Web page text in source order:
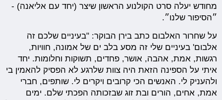
מחודש יעלה סרט הקולנוע הראשון שיצר (יחד עם אליאנה) -
״הסיפור שלנו״.
על שחרור האלבום כתב בירן הבוקר: "בעיניים שלכם זה
אלבום' בעיניים שלי זה מסע בלב ים של אמונה, חוויות,
רגשות, אמת, אהבה, אושר, פחדים, תשוקות וחלומות. יחד
איתי על הספינה הזאת היה צוות שלרגע לא הפסיק להאמין בי
ולהעניק לי. האנשים הכי קרובים ויקרים לי. שותפים, חברי
אמת, אחים, הורים ובת זוג שבזכותה הפכתי שלם. ימים